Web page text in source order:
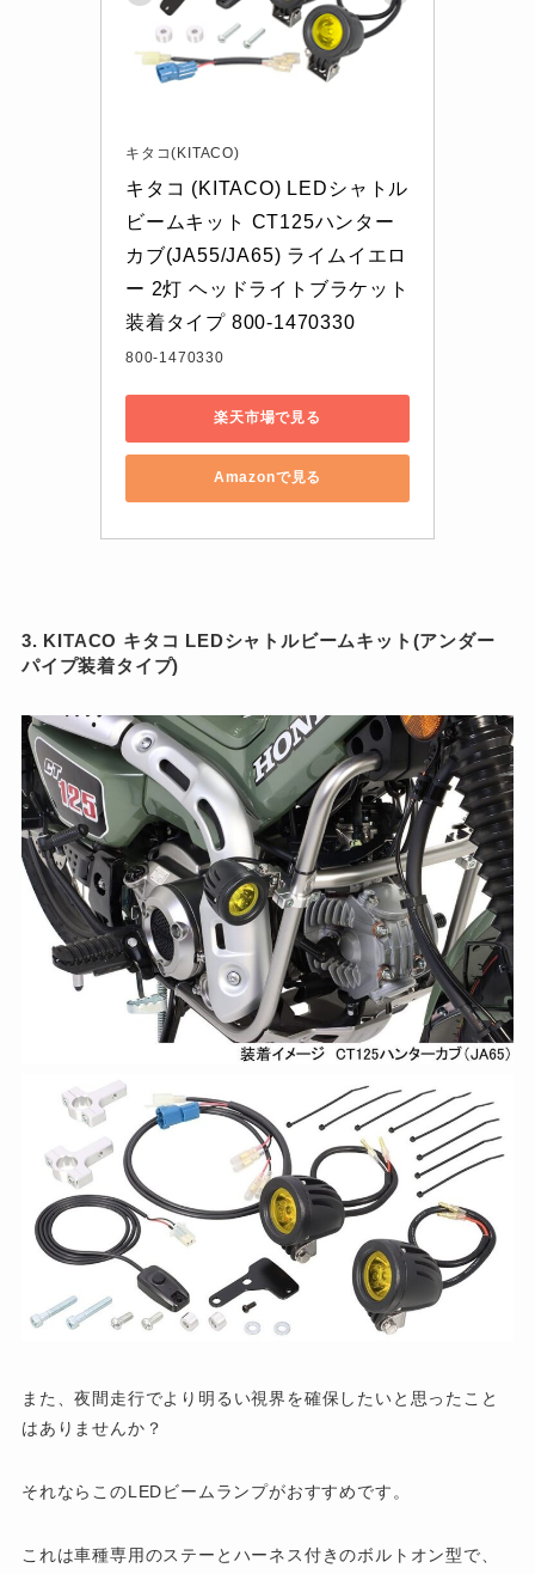
キタコ(KITACO)
キタコ (KITACO) LEDシャトル
ビームキット CT125ハンター
カブ(JA55/JA65) ライムイエロ
ー 2灯 ヘッドライトブラケット
装着タイプ 800-1470330
800-1470330
楽天市場で見る
Amazonで見る
3. KITACO キタコ LEDシャトルビームキット(アンダー
パイプ装着タイプ)
また、夜間走行でより明るい視界を確保したいと思ったこと
はありませんか？
それならこのLEDビームランプがおすすめです。
これは車種専用のステーとハーネス付きのボルトオン型で、